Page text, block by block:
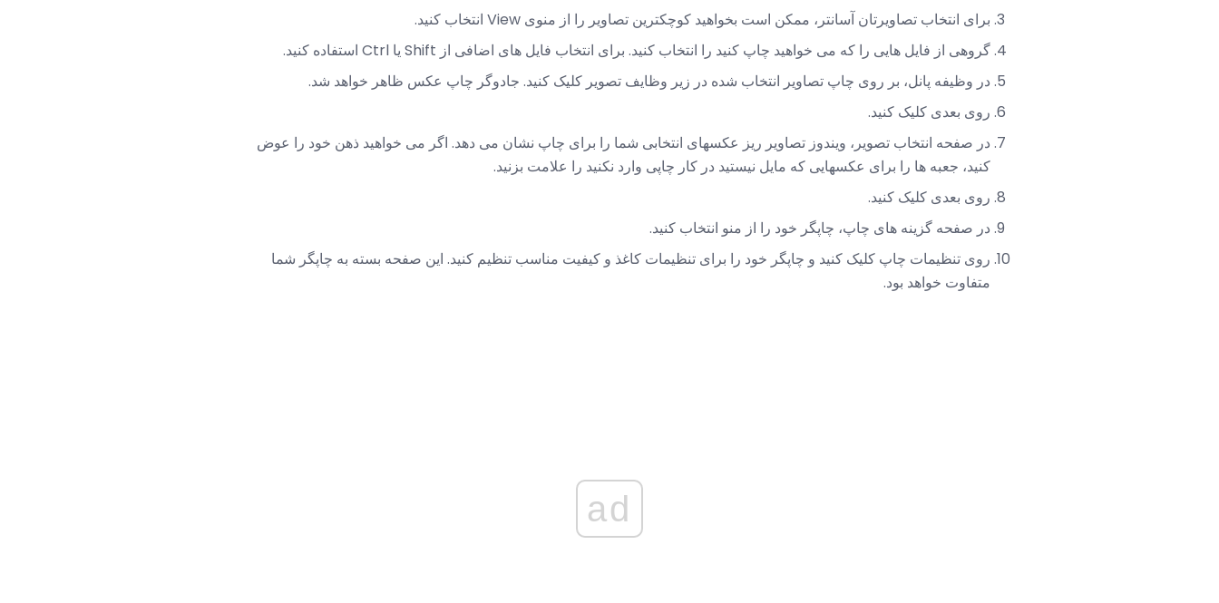
برای انتخاب تصاویرتان آسانتر، ممکن است بخواهید کوچکترین تصاویر را از منوی View انتخاب کنید.
گروهی از فایل هایی را که می خواهید چاپ کنید را انتخاب کنید. برای انتخاب فایل های اضافی از Shift یا Ctrl استفاده کنید.
در وظیفه پانل، بر روی چاپ تصاویر انتخاب شده در زیر وظایف تصویر کلیک کنید. جادوگر چاپ عکس ظاهر خواهد شد.
روی بعدی کلیک کنید.
در صفحه انتخاب تصویر، ویندوز تصاویر ریز عکسهای انتخابی شما را برای چاپ نشان می دهد. اگر می خواهید ذهن خود را عوض
کنید، جعبه ها را برای عکسهایی که مایل نیستید در کار چاپی وارد نکنید را علامت بزنید.
روی بعدی کلیک کنید.
در صفحه گزینه های چاپ، چاپگر خود را از منو انتخاب کنید.
روی تنظیمات چاپ کلیک کنید و چاپگر خود را برای تنظیمات کاغذ و کیفیت مناسب تنظیم کنید. این صفحه بسته به چاپگر شما
متفاوت خواهد بود.
ad